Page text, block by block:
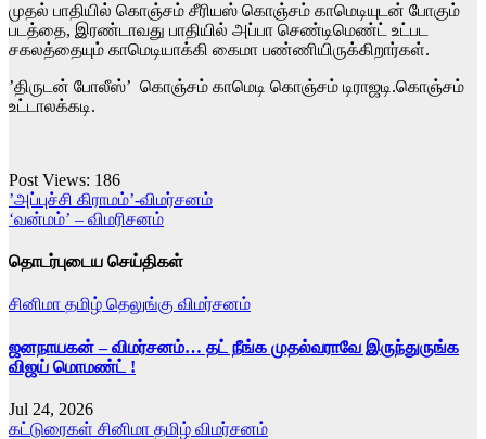
முதல் பாதியில் கொஞ்சம் சீரியஸ் கொஞ்சம் காமெடியுடன் போகும்
படத்தை, இரண்டாவது பாதியில் அப்பா செண்டிமெண்ட் உட்பட
சகலத்தையும் காமெடியாக்கி கைமா பண்ணியிருக்கிறார்கள்.
’திருடன் போலீஸ்’ கொஞ்சம் காமெடி கொஞ்சம் டிராஜடி.கொஞ்சம்
உட்டாலக்கடி.
Post Views: 186
Post
navigation
’அப்புச்சி கிராமம்’-விமர்சனம்
‘வன்மம்’ – விமரிசனம்
தொடர்புடைய செய்திகள்
சினிமா தமிழ் தெலுங்கு விமர்சனம்
ஜனநாயகன் – விமர்சனம்… தட் நீங்க முதல்வராவே இருந்துருங்க
விஜய் மொமண்ட் !
Jul 24, 2026
கட்டுரைகள் சினிமா தமிழ் விமர்சனம்